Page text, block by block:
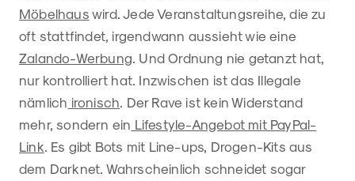
Möbelhaus wird. Jede Veranstaltungsreihe, die zu
oft stattfindet, irgendwann aussieht wie eine
Zalando-Werbung . Und Ordnung nie getanzt hat,
nur kontrolliert hat. Inzwischen ist das Illegale
nämlich ironisch . Der Rave ist kein Widerstand
mehr, sondern ein Lifestyle-Angebot mit PayPal-
Link . Es gibt Bots mit Line-ups, Drogen-Kits aus
dem Darknet. Wahrscheinlich schneidet sogar